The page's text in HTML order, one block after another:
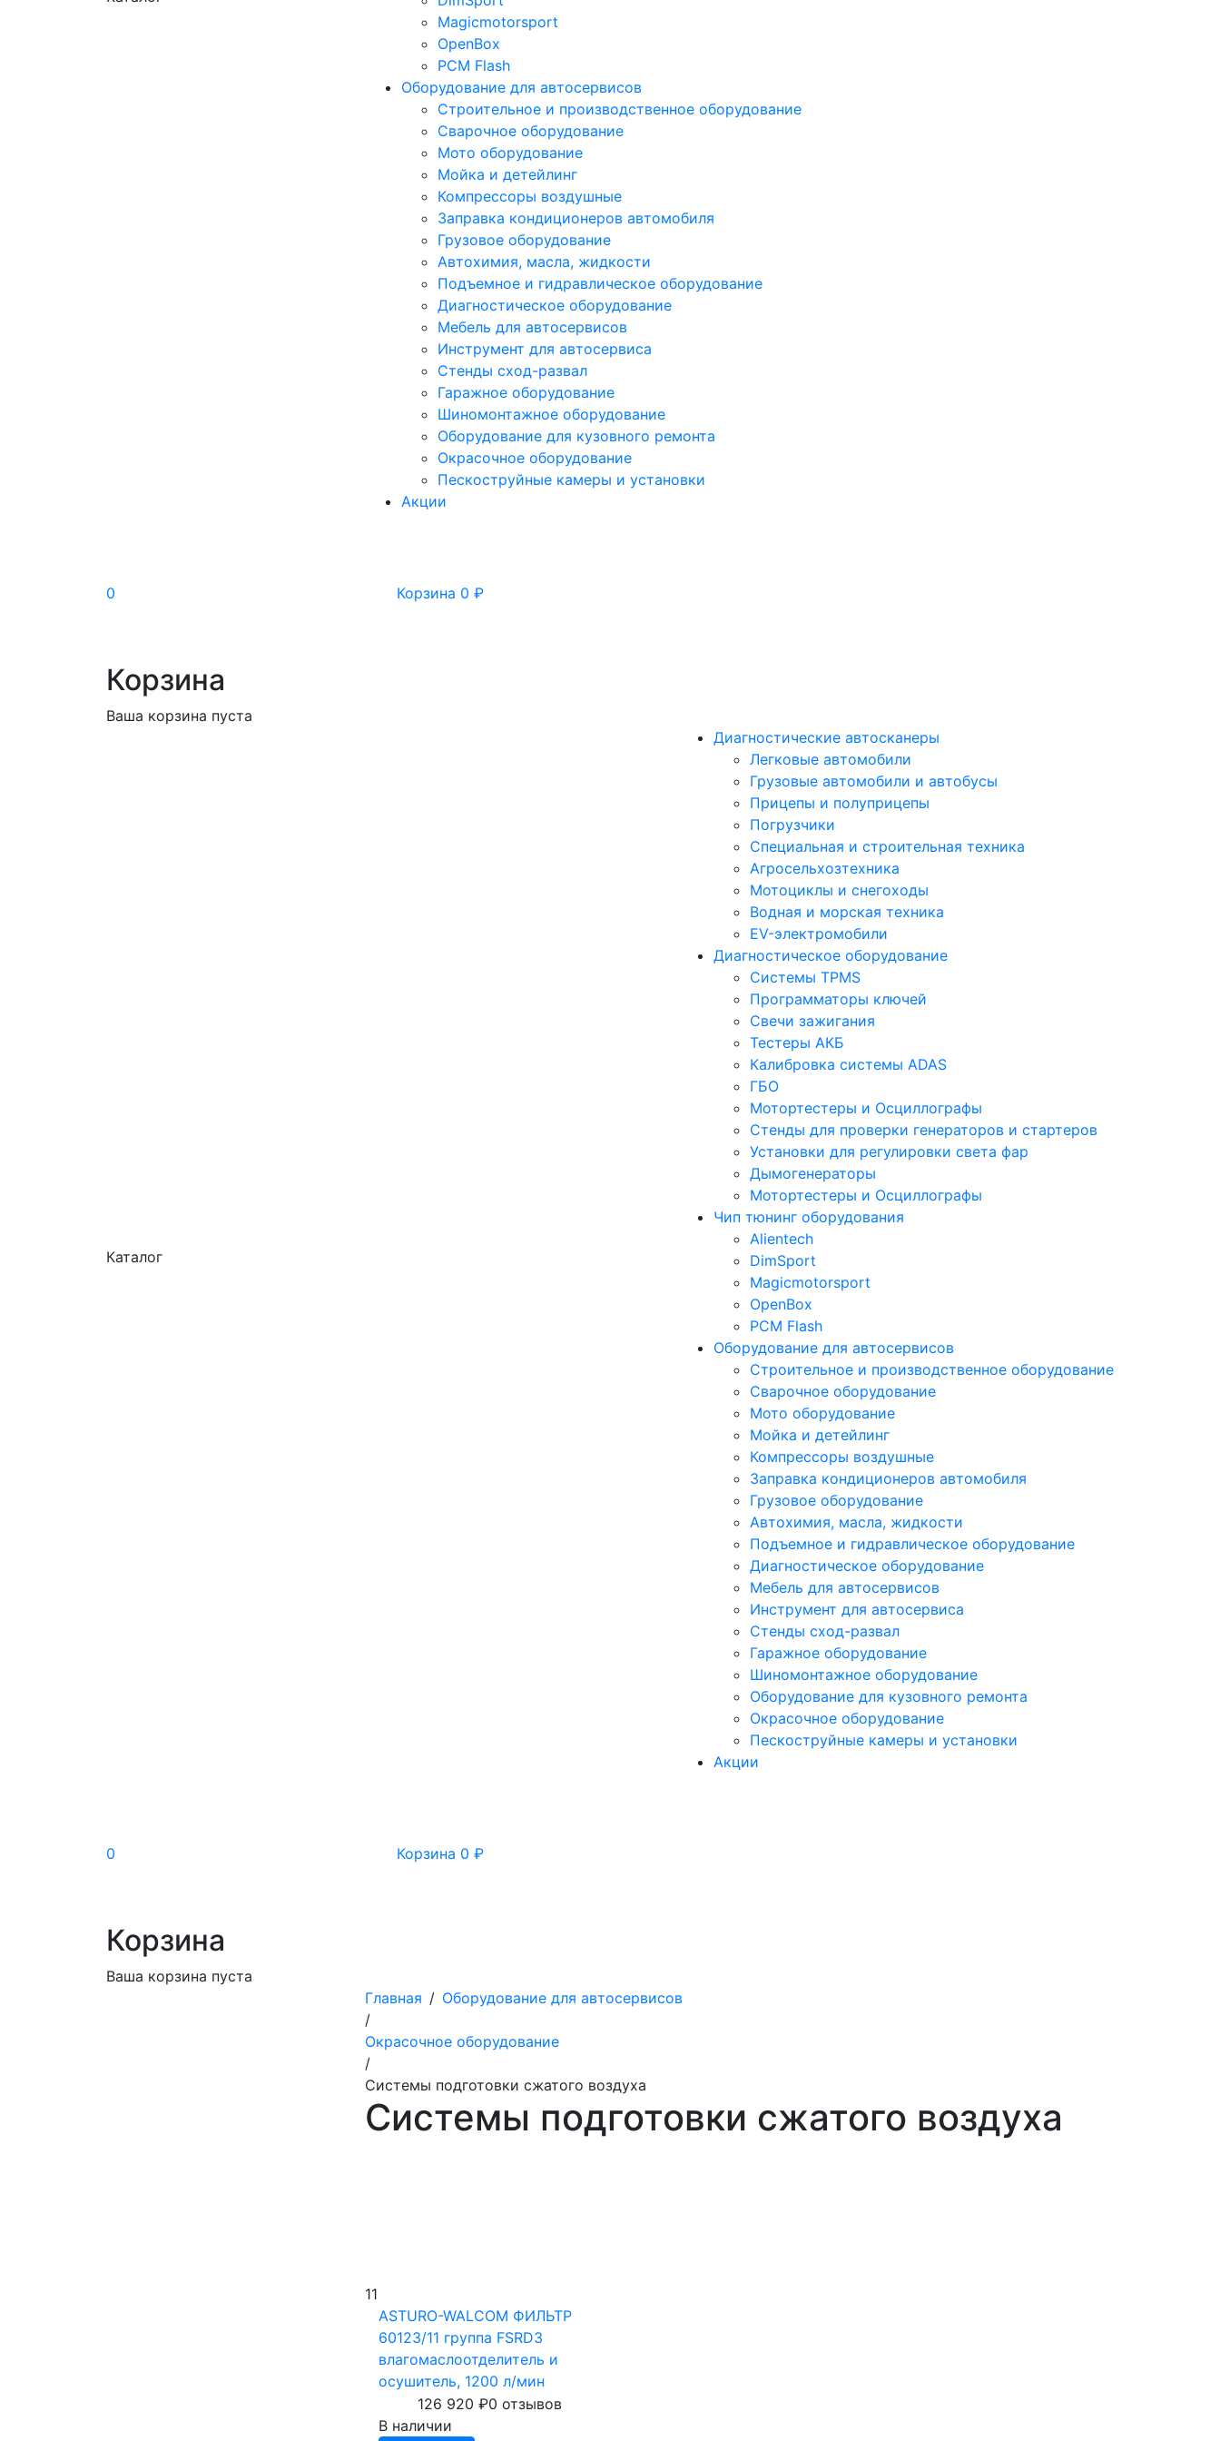
Magicmotorsport
OpenBox
PCM Flash
Оборудование для автосервисов
Строительное и производственное оборудование
Сварочное оборудование
Мото оборудование
Мойка и детейлинг
Компрессоры воздушные
Заправка кондиционеров автомобиля
Грузовое оборудование
Автохимия, масла, жидкости
Подъемное и гидравлическое оборудование
Диагностическое оборудование
Мебель для автосервисов
Инструмент для автосервиса
Стенды сход-развал
Гаражное оборудование
Шиномонтажное оборудование
Оборудование для кузовного ремонта
Окрасочное оборудование
Пескоструйные камеры и установки
Акции
0 Корзина 0 ₽
Корзина
Ваша корзина пуста
Каталог
Диагностические автосканеры
Легковые автомобили
Грузовые автомобили и автобусы
Прицепы и полуприцепы
Погрузчики
Специальная и строительная техника
Агросельхозтехника
Мотоциклы и снегоходы
Водная и морская техника
EV-электромобили
Диагностическое оборудование
Системы TPMS
Программаторы ключей
Свечи зажигания
Тестеры АКБ
Калибровка системы ADAS
ГБО
Мотортестеры и Осциллографы
Стенды для проверки генераторов и стартеров
Установки для регулировки света фар
Дымогенераторы
Мотортестеры и Осциллографы
Чип тюнинг оборудования
Alientech
DimSport
Magicmotorsport
OpenBox
PCM Flash
Оборудование для автосервисов
Строительное и производственное оборудование
Сварочное оборудование
Мото оборудование
Мойка и детейлинг
Компрессоры воздушные
Заправка кондиционеров автомобиля
Грузовое оборудование
Автохимия, масла, жидкости
Подъемное и гидравлическое оборудование
Диагностическое оборудование
Мебель для автосервисов
Инструмент для автосервиса
Стенды сход-развал
Гаражное оборудование
Шиномонтажное оборудование
Оборудование для кузовного ремонта
Окрасочное оборудование
Пескоструйные камеры и установки
Акции
0 Корзина 0 ₽
Корзина
Ваша корзина пуста
Главная / Оборудование для автосервисов
/
Окрасочное оборудование
/
Системы подготовки сжатого воздуха
Системы подготовки сжатого воздуха
11
ASTURO-WALCOM ФИЛЬТР
60123/11 группа FSRD3
влагомаслоотделитель и
осушитель, 1200 л/мин
126 920 ₽0 отзывов
В наличии